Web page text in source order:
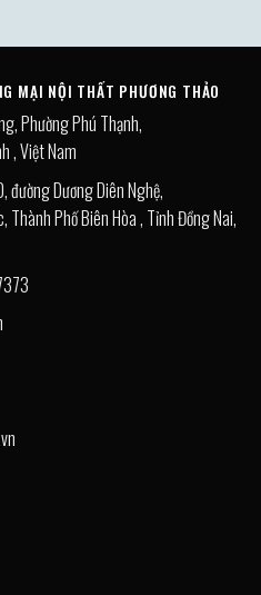
MẠI NỘI THẤT PHƯƠNG THẢO
Phường Phú Thạnh,
, Việt Nam
đường Dương Diên Nghệ,
Thành Phố Biên Hòa , Tỉnh Đồng Nai,